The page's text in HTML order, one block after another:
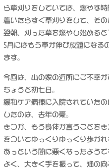
ら草刈りをしていては、燃やす時
着いたらすぐ草刈りをして、そ
翌朝、刈った草を燃やし始めると
5月にはもう草が伸び放題になる
ます。
今回は、山の家の近所にご不幸
ちょうど初七日。
緩和ケア病棟に入院されていた
したのは、去年の夏。
きつか、もう身体が言うことを
をついてゆっくりゆっくり歩かれ
あっという間に悪くなったようで
よく、大きく手を振って、畑の